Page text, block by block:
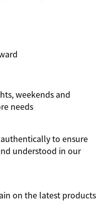
weekends and
needs
to ensure
understood in our
on the latest products